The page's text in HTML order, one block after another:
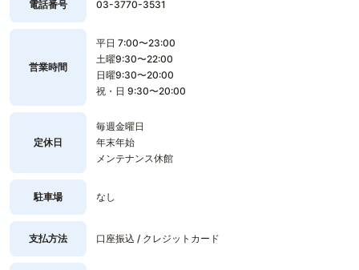
電話番号 03-3770-3531
営業時間
平日 7:00〜23:00
土曜9:30〜22:00
日曜9:30〜20:00
祝・日 9:30〜20:00
定休日
毎週金曜日
年末年始
メンテナンス休館
駐車場 なし
支払方法 口座振込 / クレジットカード